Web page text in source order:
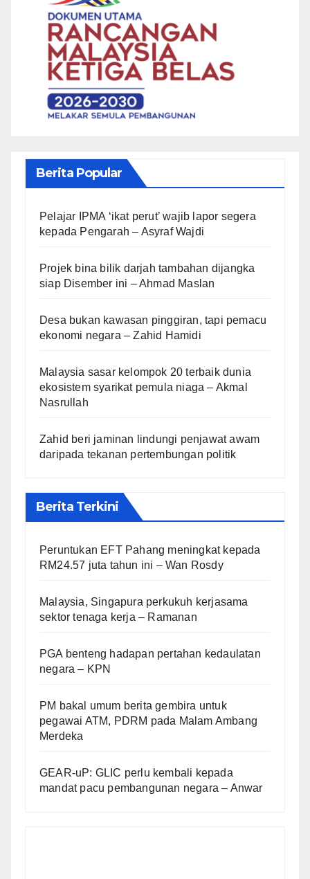
Berita Popular
Pelajar IPMA ‘ikat perut’ wajib lapor segera
kepada Pengarah – Asyraf Wajdi
Projek bina bilik darjah tambahan dijangka
siap Disember ini – Ahmad Maslan
Desa bukan kawasan pinggiran, tapi pemacu
ekonomi negara – Zahid Hamidi
Malaysia sasar kelompok 20 terbaik dunia
ekosistem syarikat pemula niaga – Akmal
Nasrullah
Zahid beri jaminan lindungi penjawat awam
daripada tekanan pertembungan politik
Berita Terkini
Peruntukan EFT Pahang meningkat kepada
RM24.57 juta tahun ini – Wan Rosdy
Malaysia, Singapura perkukuh kerjasama
sektor tenaga kerja – Ramanan
PGA benteng hadapan pertahan kedaulatan
negara – KPN
PM bakal umum berita gembira untuk
pegawai ATM, PDRM pada Malam Ambang
Merdeka
GEAR-uP: GLIC perlu kembali kepada
mandat pacu pembangunan negara – Anwar